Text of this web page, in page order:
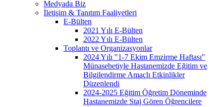
Medyada Biz
İletişim & Tanıtım Faaliyetleri
E-Bülten
2021 Yılı E-Bülten
2022 Yılı E-Bülten
Toplantı ve Organizasyonlar
2024 Yılı "1-7 Ekim Emzirme Haftası"
Münasebetiyle Hastanemizde Eğitim ve
Bilgilendirme Amaçlı Etkinlikler
Düzenlendi
2024-2025 Eğitim Öğretim Döneminde
Hastanemizde Staj Gören Öğrencilere